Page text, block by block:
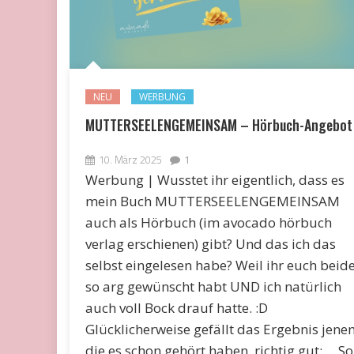
NEU WERBUNG
MUTTERSEELENGEMEINSAM – Hörbuch-Angebot
10. März 2025 1
Werbung | Wusstet ihr eigentlich, dass es
mein Buch MUTTERSEELENGEMEINSAM
auch als Hörbuch (im avocado hörbuch
verlag erschienen) gibt? Und das ich das
selbst eingelesen habe? Weil ihr euch
so arg gewünscht habt UND ich natürlich
auch voll Bock drauf hatte. :D
Glücklicherweise gefällt das Ergebnis
die es schon gehört haben, richtig gut: